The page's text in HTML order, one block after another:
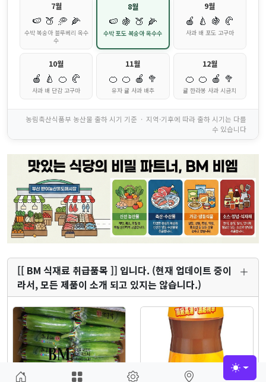
7월
🍉 🍑 🥏 🌽
수박 복숭아 블루베리 옥수
수
8월
🍉 🍇 🍑 🌽
수박 포도 복숭아 옥수수
9월
🍎 🍐 🍇 🥐
사과 배 포도 고구마
10월
🍎 🍐 🍊 🥐
사과 배 단감 고구마
11월
🍊 🍊 🍎 🥦
유자 귤 사과 배추
12월
🍊 🍊 🍎 🥦
귤 한라봉 사과 시금치
농림축산식품부 농산물 출하 시기 기준 · 지역·기후에 따라 출하 시기는 다를
수 있습니다
[[ BM 식재료 취급품목 ]] 입니다. (현재 업데이트 중이
라서, 모든 제품이 소개 되고 있지는 않습니다.)